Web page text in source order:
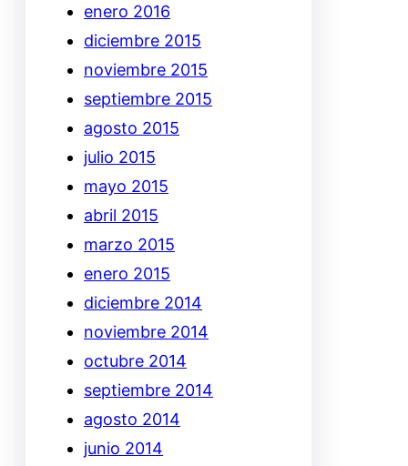
enero 2016
diciembre 2015
noviembre 2015
septiembre 2015
agosto 2015
julio 2015
mayo 2015
abril 2015
marzo 2015
enero 2015
diciembre 2014
noviembre 2014
octubre 2014
septiembre 2014
agosto 2014
junio 2014